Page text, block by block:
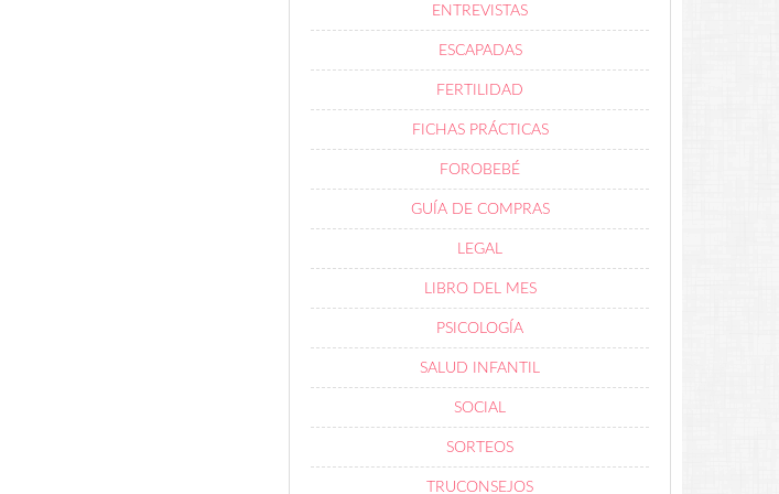
ENTREVISTAS
ESCAPADAS
FERTILIDAD
FICHAS PRÁCTICAS
FOROBEBÉ
GUÍA DE COMPRAS
LEGAL
LIBRO DEL MES
PSICOLOGÍA
SALUD INFANTIL
SOCIAL
SORTEOS
TRUCONSEJOS